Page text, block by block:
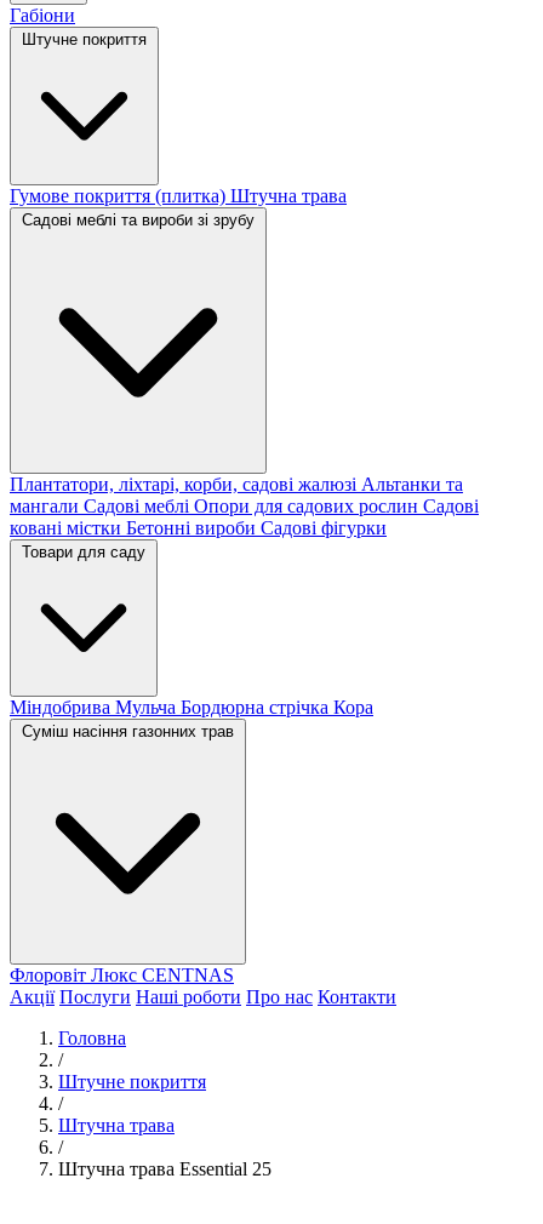
Габіони
Штучне покриття
Гумове покриття (плитка) Штучна трава
Садові меблі та вироби зі зрубу
Плантатори, ліхтарі, корби, садові жалюзі Альтанки та
мангали Садові меблі Опори для садових рослин Садові
ковані містки Бетонні вироби Садові фігурки
Товари для саду
Міндобрива Мульча Бордюрна стрічка Кора
Суміш насіння газонних трав
Флоровіт Люкс СENTNAS
Акції Послуги Наші роботи Про нас Контакти
Головна
/
Штучне покриття
/
Штучна трава
/
Штучна трава Essential 25